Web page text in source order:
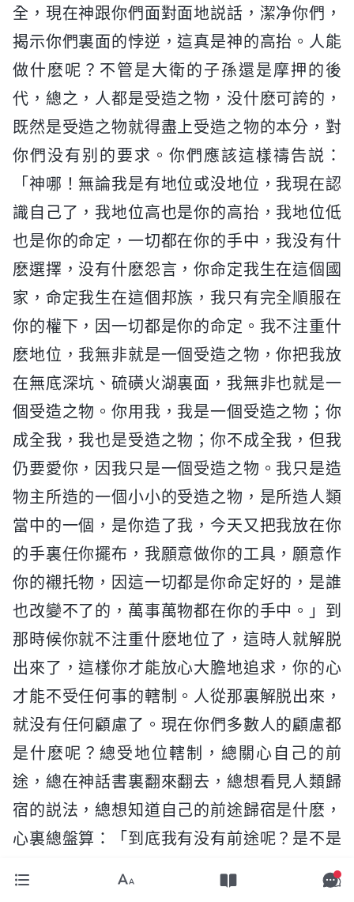
全，現在神跟你們面對面地説話，潔净你們，
揭示你們裏面的悖逆，這真是神的高抬。人能
做什麽呢？不管是大衛的子孫還是摩押的後
代，總之，人都是受造之物，没什麽可誇的，
既然是受造之物就得盡上受造之物的本分，對
你們没有别的要求。你們應該這樣禱告説：
「神哪！無論我是有地位或没地位，我現在認
識自己了，我地位高也是你的高抬，我地位低
也是你的命定，一切都在你的手中，我没有什
麽選擇，没有什麽怨言，你命定我生在這個國
家，命定我生在這個邦族，我只有完全順服在
你的權下，因一切都是你的命定。我不注重什
麽地位，我無非就是一個受造之物，你把我放
在無底深坑、硫磺火湖裏面，我無非也就是一
個受造之物。你用我，我是一個受造之物；你
成全我，我也是受造之物；你不成全我，但我
仍要愛你，因我只是一個受造之物。我只是造
物主所造的一個小小的受造之物，是所造人類
當中的一個，是你造了我，今天又把我放在你
的手裏任你擺布，我願意做你的工具，願意作
你的襯托物，因這一切都是你命定好的，是誰
也改變不了的，萬事萬物都在你的手中。」到
那時候你就不注重什麽地位了，這時人就解脱
出來了，這樣你才能放心大膽地追求，你的心
才能不受任何事的轄制。人從那裏解脱出來，
就没有任何顧慮了。現在你們多數人的顧慮都
是什麽呢？總受地位轄制，總關心自己的前
途，總在神話書裏翻來翻去，總想看見人類歸
宿的説法，總想知道自己的前途歸宿是什麽，
心裏總盤算：「到底我有没有前途呢？是不是
神把前途給撤了？神只説是襯托物，前途到底